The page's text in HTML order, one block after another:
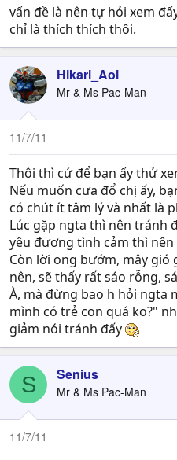
vấn đề là nên tự hỏi xem
chỉ là thích thích thôi.
Hikari_Aoi
Mr & Ms Pac-Man
11/7/11
Thôi thì cứ để bạn ấy thử
Nếu muốn cưa đổ chị ấy,
có chút ít tâm lý và nhất là
Lúc gặp ngta thì nên tránh
yêu đương tình cảm thì
Còn lời ong bướm, mây gió
nên, sẽ thấy rất sáo rỗng,
À, mà đừng bao h hỏi ngta
mình có trẻ con quá ko?"
giảm nói tránh đấy
S Senius
Mr & Ms Pac-Man
11/7/11